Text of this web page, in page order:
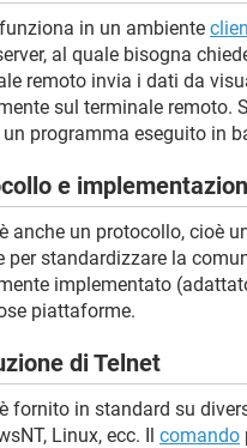
in un ambiente
al quale bisogna
remoto invia i dati da
sul terminale remoto.
programma eseguito in
e
anche un protocollo, cioè
per standardizzare la
implementato
piattaforme.
di Telnet
fornito in standard su
Linux, ecc. Il comando